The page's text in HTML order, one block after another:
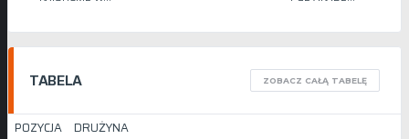
TABELA ZOBACZ CAŁĄ TABELĘ
POZYCJA
DRUŻYNA